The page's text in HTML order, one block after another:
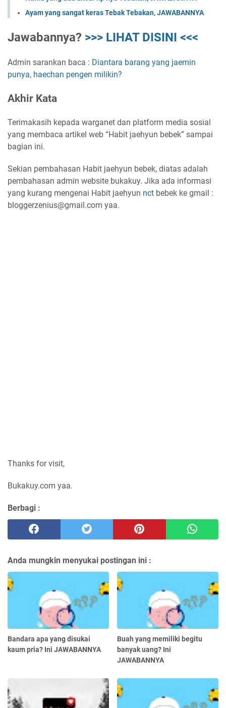
Ayam yang sangat keras Tebak Tebakan, JAWABANNYA
Jawabannya? >>> LIHAT DISINI <<<
Admin sarankan baca : Diantara barang yang jaemin
punya, haechan pengen milikin?
Akhir Kata
Terimakasih kepada warganet dan platform media sosial
yang membaca artikel web “Habit jaehyun bebek” sampai
bagian ini.
Sekian pembahasan Habit jaehyun bebek, diatas adalah
pembahasan admin website bukakuy. Jika ada informasi
yang kurang mengenai Habit jaehyun nct bebek ke gmail :
bloggerzenius@gmail.com yaa.
Thanks for visit,
Bukakuy.com yaa.
Berbagi :
Anda mungkin menyukai postingan ini :
Bandara apa yang disukai
kaum pria? Ini JAWABANNYA
Buah yang memiliki begitu
banyak uang? Ini
JAWABANNYA